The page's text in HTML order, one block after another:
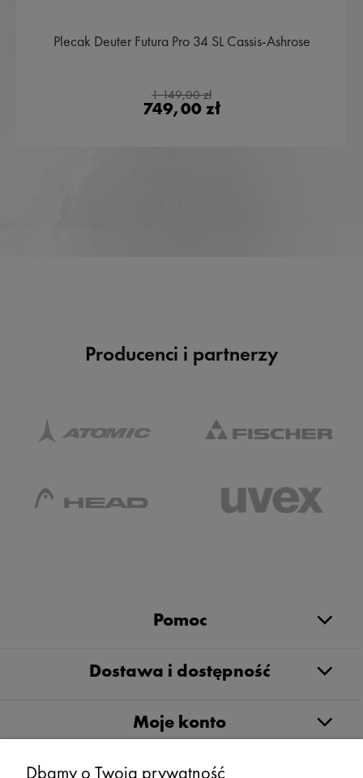
Plecak Deuter Futura Pro 34 SL Cassis-Ashrose
1 149,00 zł
749,00 zł
Producenci i partnerzy
Pomoc
Dostawa i dostępność
Moje konto
Serwis
Dbamy o Twoją prywatność